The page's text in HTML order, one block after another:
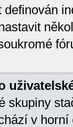
definován
skupiny
v horní